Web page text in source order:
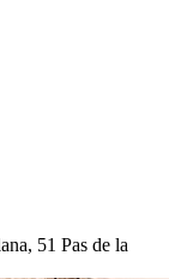
51 Pas de la